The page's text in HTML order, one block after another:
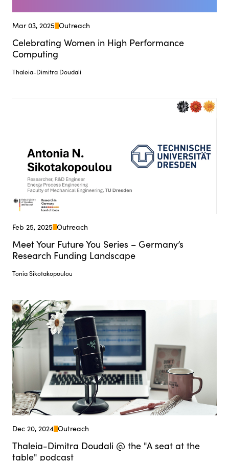
Mar 03, 2025 Outreach
Celebrating Women in High Performance
Computing
Thaleia-Dimitra Doudali
Feb 25, 2025 Outreach
Meet Your Future You Series – Germany’s
Research Funding Landscape
Tonia Sikotakopoulou
Dec 20, 2024 Outreach
Thaleia-Dimitra Doudali @ the "A seat at the
table" podcast